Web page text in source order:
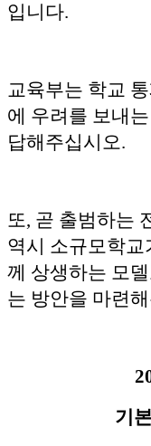
입니다.
교육부는 학교
에 우려를 보내
답해주십시오.
또, 곧 출범하는
역시 소규모학
께 상생하는 모
는 방안을 마련
기